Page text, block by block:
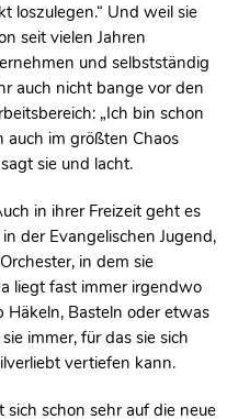
loszulegen.“ Und weil sie
seit vielen Jahren
und selbstständig
auch nicht bange vor den
„Ich bin schon
im größten Chaos
sie und lacht.
in ihrer Freizeit geht es
der Evangelischen Jugend,
in dem sie
liegt fast immer irgendwo
Häkeln, Basteln oder etwas
immer, für das sie sich
vertiefen kann.
sich schon sehr auf die neue